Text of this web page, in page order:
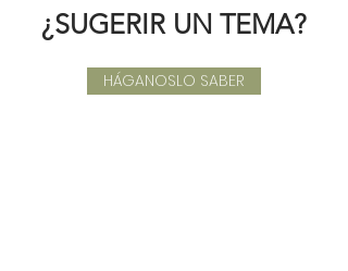
¿SUGERIR UN TEMA?
HÁGANOSLO SABER